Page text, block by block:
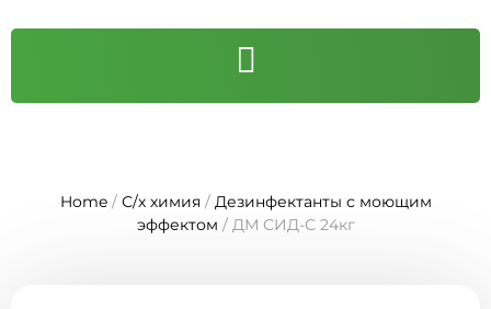
Home/ С/х химия / Дезинфектанты с моющим
эффектом / ДМ СИД-С 24кг